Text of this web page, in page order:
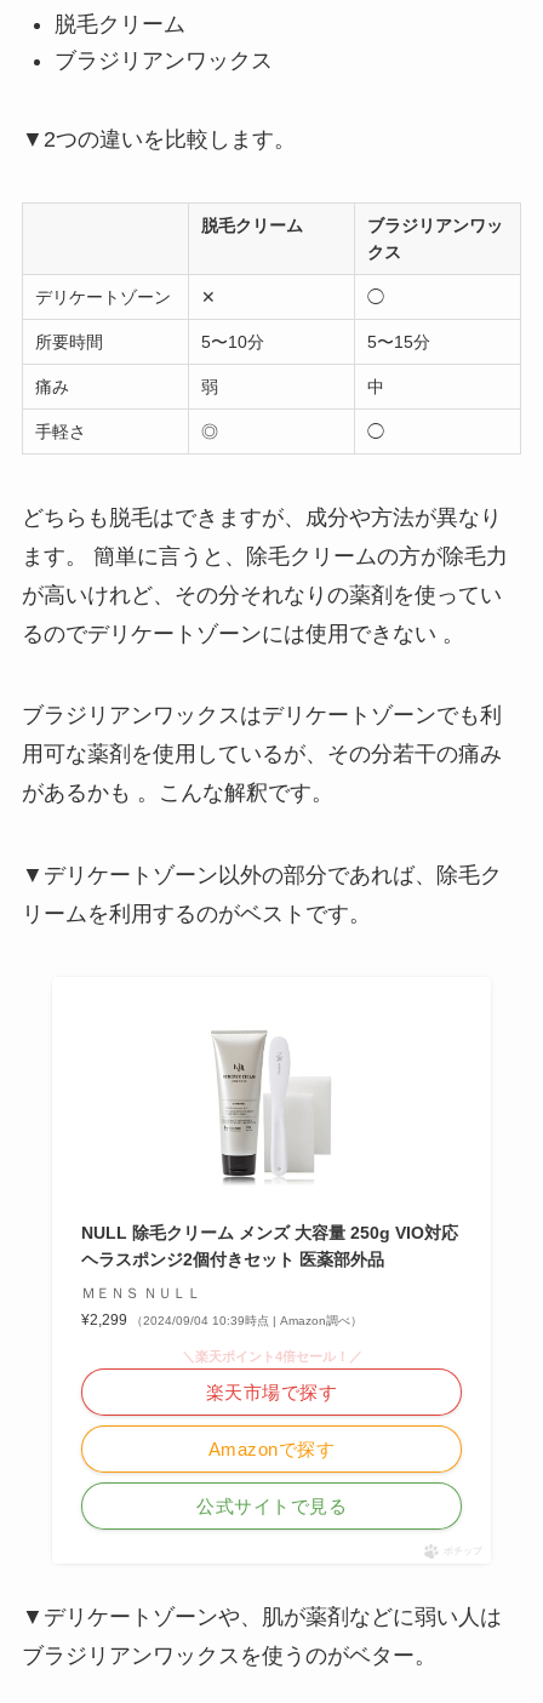
脱毛クリーム
ブラジリアンワックス
▼2つの違いを比較します。
脱毛クリーム
ブラジリアンワッ
クス
デリケートゾーン ✕ ◯
所要時間 5〜10分 5〜15分
痛み 弱 中
手軽さ ◎ ◯
どちらも脱毛はできますが、成分や方法が異なり
ます。 簡単に言うと、
除毛クリームの方が除毛力
が高いけれど、その分それなりの薬剤を使ってい
るのでデリケートゾーンには使用できない 。
ブラジリアンワックスはデリケートゾーンでも利
用可な薬剤を使用しているが、その分若干の痛み
があるかも 。こんな解釈です。
▼デリケートゾーン以外の部分であれば、除毛ク
リームを利用するのがベストです。
NULL 除毛クリーム メンズ 大容量 250g VIO対応
ヘラスポンジ2個付きセット 医薬部外品
ＭＥＮＳ ＮＵＬＬ
¥2,299
（2024/09/04 10:39時点 | Amazon調べ）
Amazonで探す
＼楽天ポイント4倍セール！／
楽天市場で探す
公式サイトで見る
ポチップ
▼デリケートゾーンや、肌が薬剤などに弱い人は
ブラジリアンワックスを使うのがベター。